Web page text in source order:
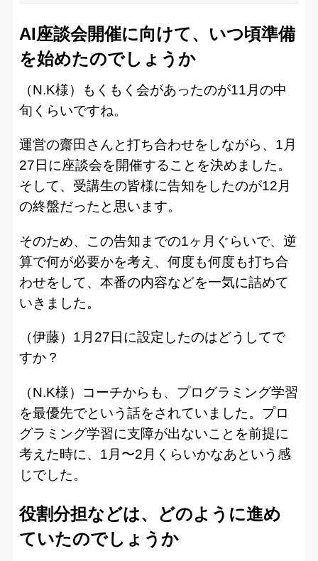
AI座談会開催に向けて、いつ頃準備
を始めたのでしょうか
（N.K様）もくもく会があったのが11月の中
旬くらいですね。
運営の齋田さんと打ち合わせをしながら、1月
27日に座談会を開催することを決めました。
そして、受講生の皆様に告知をしたのが12月
の終盤だったと思います。
そのため、この告知までの1ヶ月ぐらいで、逆
算で何が必要かを考え、何度も何度も打ち合
わせをして、本番の内容などを一気に詰めて
いきました。
（伊藤）1月27日に設定したのはどうしてで
すか？
（N.K様）コーチからも、プログラミング学習
を最優先でという話をされていました。プロ
グラミング学習に支障が出ないことを前提に
考えた時に、1月〜2月くらいかなあという感
じでした。
役割分担などは、どのように進め
ていたのでしょうか